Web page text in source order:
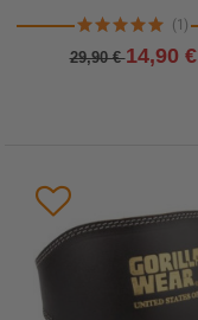
(1)
29,90 €14,90 €